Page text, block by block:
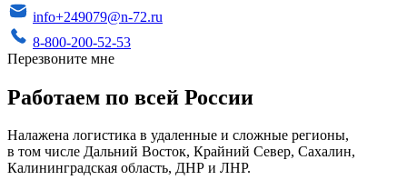
info+249079@n-72.ru
8-800-200-52-53
Перезвоните мне
Работаем по всей России
Налажена логистика в удаленные и сложные регионы,
в том числе Дальний Восток, Крайний Север, Сахалин,
Калининградская область, ДНР и ЛНР.